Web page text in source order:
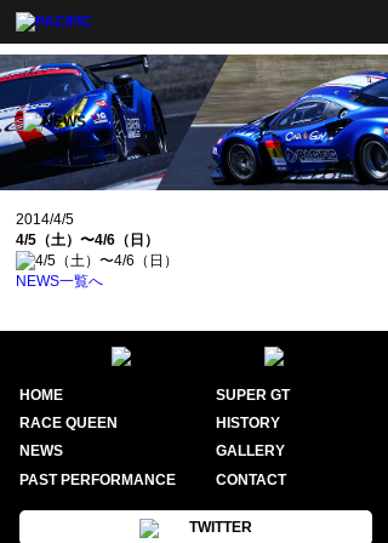
2014/4/5
4/5（土）〜4/6（日）
NEWS一覧へ
HOME
SUPER GT
RACE QUEEN
HISTORY
NEWS
GALLERY
PAST PERFORMANCE
CONTACT
TWITTER